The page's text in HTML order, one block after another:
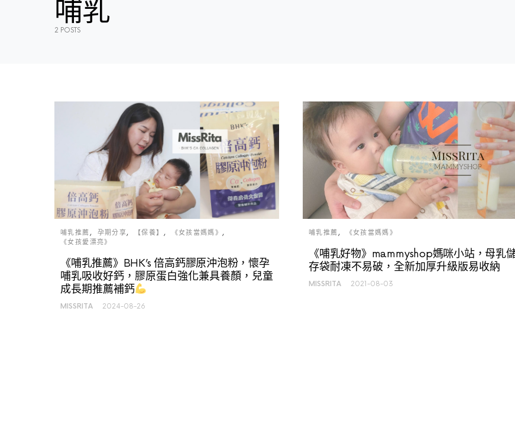
哺乳
2 POSTS
哺乳推薦 孕期分享 【保養】
《女孩當媽媽》
《女孩愛漂亮》
《哺乳推薦》BHK’s 倍高鈣膠原沖泡粉，懷孕
哺乳吸收好鈣，膠原蛋白強化兼具養顏，兒童
成長期推薦補鈣
MISSRITA 2024-08-26
哺乳推薦 《女孩當媽媽》
《哺乳好物》mammyshop媽咪小站，母乳
存袋耐凍不易破，全新加厚升級版易收納
MISSRITA 2021-08-03